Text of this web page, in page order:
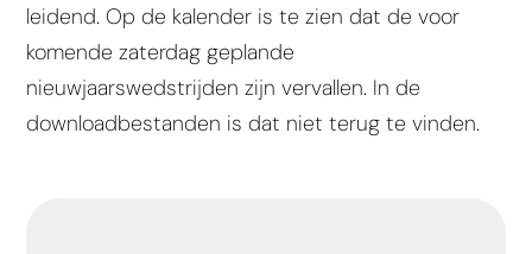
leidend. Op de kalender is te zien dat de voor
komende zaterdag geplande
nieuwjaarswedstrijden zijn vervallen. In de
downloadbestanden is dat niet terug te vinden.